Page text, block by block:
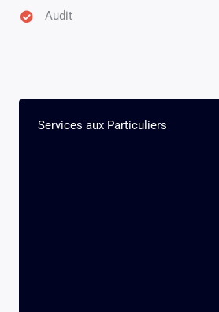
Audit
Services aux Particuliers​